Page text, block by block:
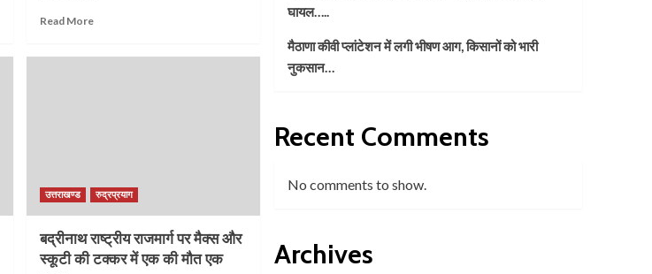
Read More
उत्तराखण्ड रुद्रप्रयाग
बद्रीनाथ राष्ट्रीय राजमार्ग पर मैक्स और
स्कूटी की टक्कर में एक की मौत एक
घायल…..
मैठाणा कीवी प्लांटेशन में लगी भीषण आग, किसानों को भारी
नुकसान…
Recent Comments
No comments to show.
Archives